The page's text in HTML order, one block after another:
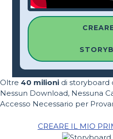
Oltre 40 milioni di storyboard
Nessun Download, Nessuna
Accesso Necessario per
CREARE IL MIO